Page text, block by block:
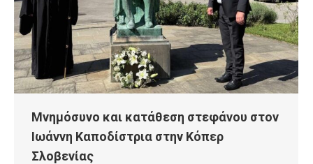
Μνημόσυνο και κατάθεση στεφάνου στον
Ιωάννη Καποδίστρια στην Κόπερ
Σλοβενίας